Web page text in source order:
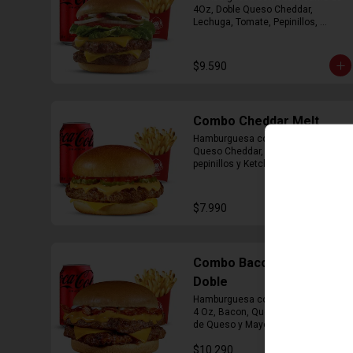
4Oz, Doble Queso Cheddar,
Lechuga, Tomate, Pepinillos,
$9.590
Combo Cheddar Melt
Hamburguesa con 1 Carne de 4 Oz,
Queso Cheddar, Salsa de Queso,
pepinillos y Ketchup, Papas Fritas
$7.990
Combo Bacon Cheddar
Doble
Hamburguesa con Doble Carne de
4 Oz, Bacon, Queso Cheddar, Salsa
de Queso y Mayonesa, Papas Fritas
$10.290